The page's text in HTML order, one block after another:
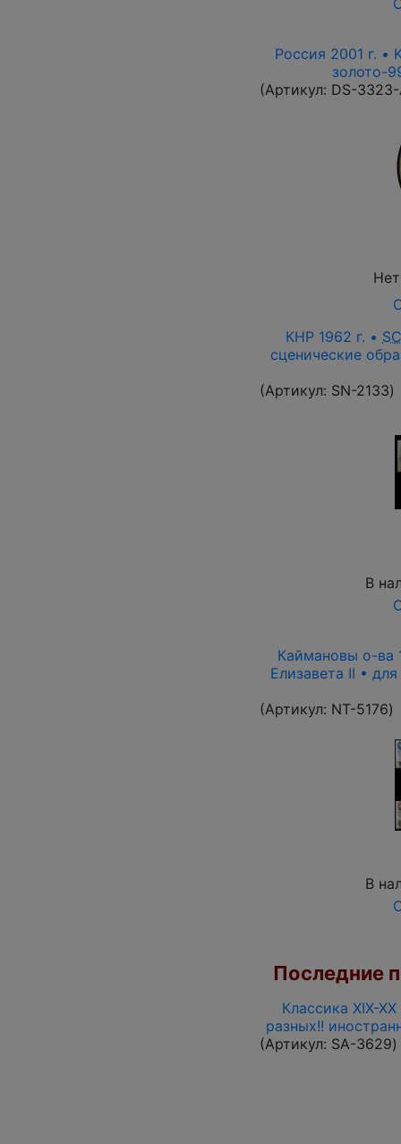
Россия 2001 г. •
золото-
(Артикул: DS-
КНР 1962 г. •
сценические
(Артикул: SN-2133)
В
Каймановы о-ва
Елизавета II •
(Артикул: NT-5176)
В
Последние
Классика XIX-
разных!!
(Артикул: SA-3629)